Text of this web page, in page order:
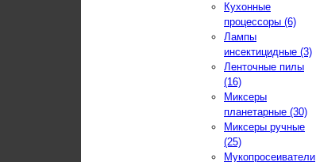
Кухонные
процессоры (6)
Лампы
инсектицидные (3)
Ленточные пилы
(16)
Миксеры
планетарные (30)
Миксеры ручные
(25)
Мукопросеиватели